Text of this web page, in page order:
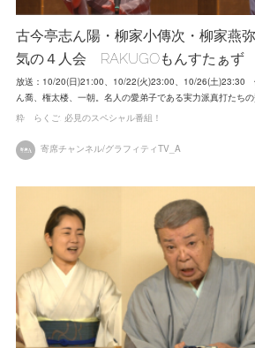
古今亭志ん陽・柳家小傳次・柳家燕
気の４人会 RAKUGOもんすたぁず
放送：10/20(日)21:00、10/22(火)23:00、10/26(土)23:30
ん喬、権太楼、一朝。名人の愛弟子である実力派真打たち
粋 らくご 必見のスペシャル番組！
寄席チャンネル/グラフィティTV_A